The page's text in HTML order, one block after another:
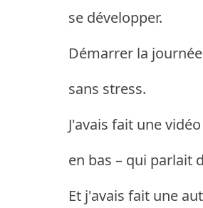
se développer.
Démarrer la
sans stress.
J'avais fait une
en bas – qui parlait
Et j'avais fait une